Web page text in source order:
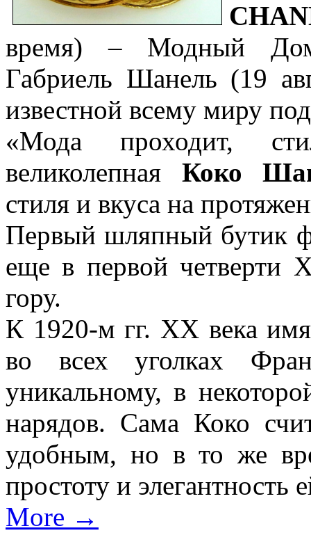
время) – Модный
Габриель Шанель (19
известной всему миру
«Мода проходит,
великолепная Коко
стиля и вкуса на
Первый шляпный бутик
еще в первой четверти
гору.
К 1920-м гг. XX века имя
во всех уголках
уникальному, в
нарядов. Сама Коко
удобным, но в то же
простоту и элегантность
More →